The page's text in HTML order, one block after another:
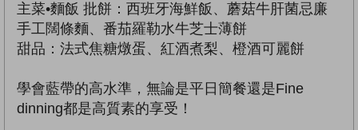
主菜•麵飯 批餅：西班牙海鮮飯、蘑菇牛肝菌忌廉
手工闊條麵、番茄羅勒水牛芝士薄餅
甜品：法式焦糖燉蛋、紅酒煮梨、橙酒可麗餅
學會藍帶的高水準，無論是平日簡餐還是Fine
dinning都是高質素的享受！